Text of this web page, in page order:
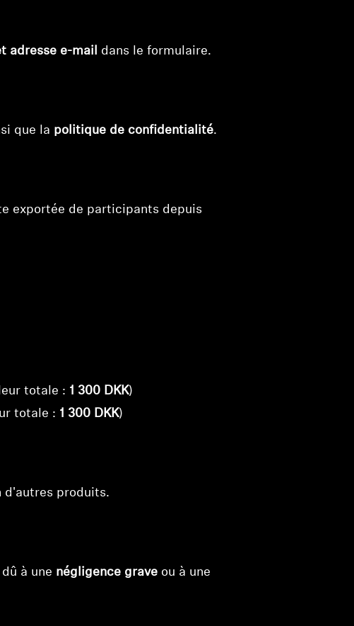
adresse e-mail dans le formulaire.
que la politique de confidentialité.
exportée de participants depuis
totale : 1 300 DKK)
totale : 1 300 DKK)
d'autres produits.
à une négligence grave ou à une
à